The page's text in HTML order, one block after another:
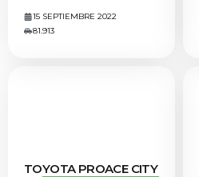
15 SEPTIEMBRE 2022
81.913
TOYOTA PROACE CITY